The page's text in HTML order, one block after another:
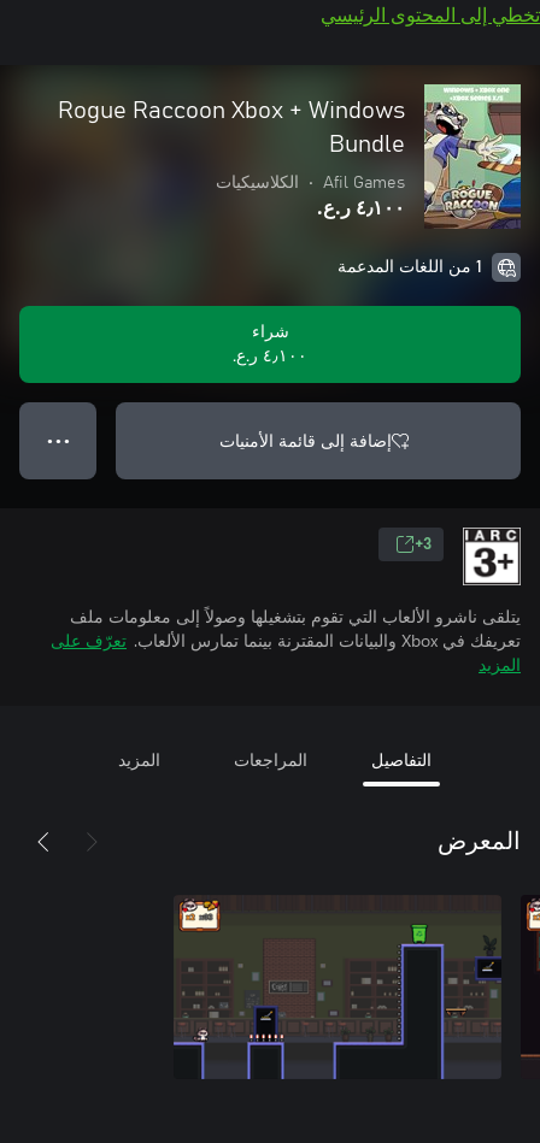
تخطي إلى المحتوى الرئيسي
Rogue Raccoon Xbox + Windows
Bundle
Afil Games
• الكلاسيكيات
٤٫١٠٠ ر.ع.‏
1 من اللغات المدعمة
شراء
٤٫١٠٠ ر.ع.‏
إضافة إلى قائمة الأمنيات ● ● ●
3+
يتلقى ناشرو الألعاب التي تقوم بتشغيلها وصولاً إلى معلومات ملف
تعريفك في Xbox والبيانات المقترنة بينما تمارس الألعاب.
تعرّف على
المزيد
التفاصيل المراجعات المزيد
المعرض